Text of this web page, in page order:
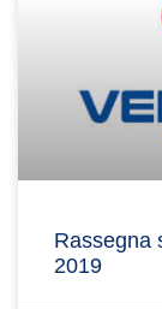
Rassegna
2019